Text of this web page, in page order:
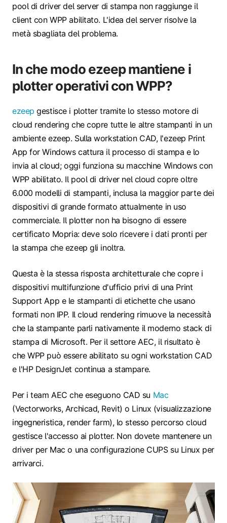
pool di driver del server di stampa non raggiunge il
client con WPP abilitato. L'idea del server risolve la
metà sbagliata del problema.
In che modo ezeep mantiene i
plotter operativi con WPP?
ezeep gestisce i plotter tramite lo stesso motore di
cloud rendering che copre tutte le altre stampanti in un
ambiente ezeep. Sulla workstation CAD, l'ezeep Print
App for Windows cattura il processo di stampa e lo
invia al cloud; oggi funziona su macchine Windows con
WPP abilitato. Il pool di driver nel cloud copre oltre
6.000 modelli di stampanti, inclusa la maggior parte dei
dispositivi di grande formato attualmente in uso
commerciale. Il plotter non ha bisogno di essere
certificato Mopria: deve solo ricevere i dati pronti per
la stampa che ezeep gli inoltra.
Questa è la stessa risposta architetturale che copre i
dispositivi multifunzione d'ufficio privi di una Print
Support App e le stampanti di etichette che usano
formati non IPP. Il cloud rendering rimuove la necessità
che la stampante parli nativamente il moderno stack di
stampa di Microsoft. Per il settore AEC, il risultato è
che WPP può essere abilitato su ogni workstation CAD
e l'HP DesignJet continua a stampare.
Per i team AEC che eseguono CAD su Mac
(Vectorworks, Archicad, Revit) o Linux (visualizzazione
ingegneristica, render farm), lo stesso percorso cloud
gestisce l'accesso ai plotter. Non dovete mantenere un
driver per Mac o una configurazione CUPS su Linux per
arrivarci.